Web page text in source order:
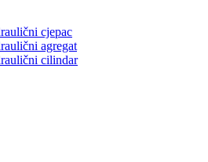
cjepac
agregat
cilindar